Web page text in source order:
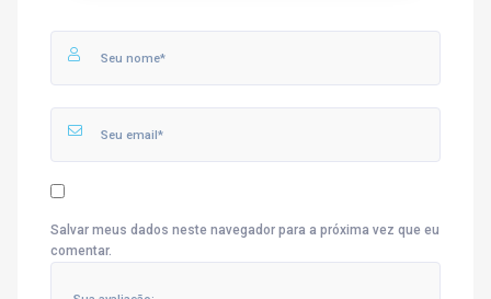
Salvar meus dados neste navegador para a próxima vez que eu
comentar.